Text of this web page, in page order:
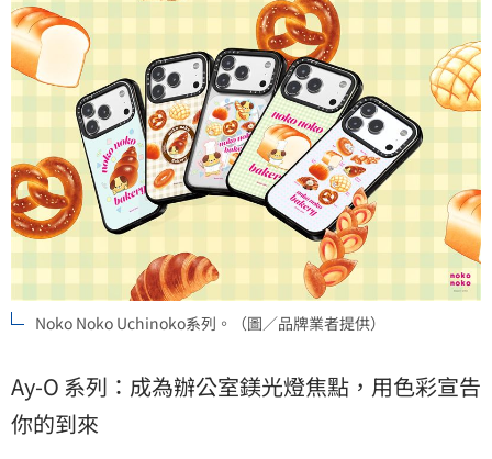
Noko Noko Uchinoko系列。（圖／品牌業者提供）
Ay-O 系列：成為辦公室鎂光燈焦點，用色彩宣告
你的到來